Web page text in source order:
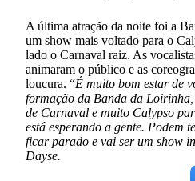
A última atração da noite foi a
um show mais voltado para o
lado o Carnaval raiz. As
animaram o público e as
loucura. “É muito bom estar de
formação da Banda da
de Carnaval e muito Calypso
está esperando a gente. Podem
ficar parado e vai ser um show
Dayse.